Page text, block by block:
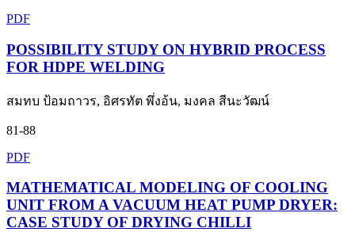
PDF
POSSIBILITY STUDY ON HYBRID PROCESS
FOR HDPE WELDING
สมทบ ป้อมถาวร, อิศรทัต พึ่งอ้น, มงคล สีนะวัฒน์
81-88
PDF
MATHEMATICAL MODELING OF COOLING
UNIT FROM A VACUUM HEAT PUMP DRYER:
CASE STUDY OF DRYING CHILLI